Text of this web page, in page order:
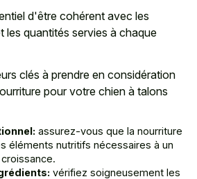
d'être cohérent avec les
les quantités servies à chaque
clés à prendre en considération
pour votre chien à talons
assurez-vous que la nourriture
éléments nutritifs nécessaires à un
vérifiez soigneusement les